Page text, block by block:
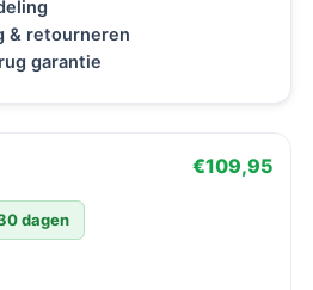
& retourneren
garantie
€109,95
dagen